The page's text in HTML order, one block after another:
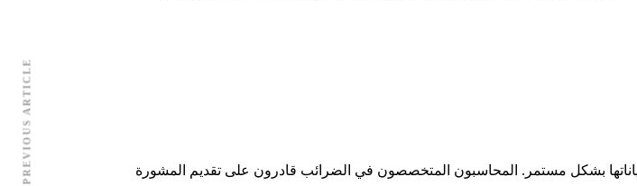
بشكل مستمر. المحاسبون المتخصصون في الضرائب قادرون على تقديم المشورة
PREVIOUS ARTICLE